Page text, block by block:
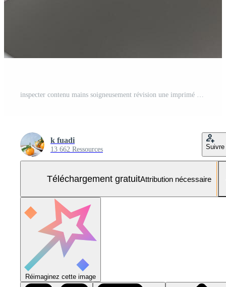
inspecter contenu mains soigneusement révision une imprimé brochure Photo Gratuite
k fuadi
13 662 Ressources Suivre
Téléchargement gratuitAttribution nécessaire
Réimaginez cette image